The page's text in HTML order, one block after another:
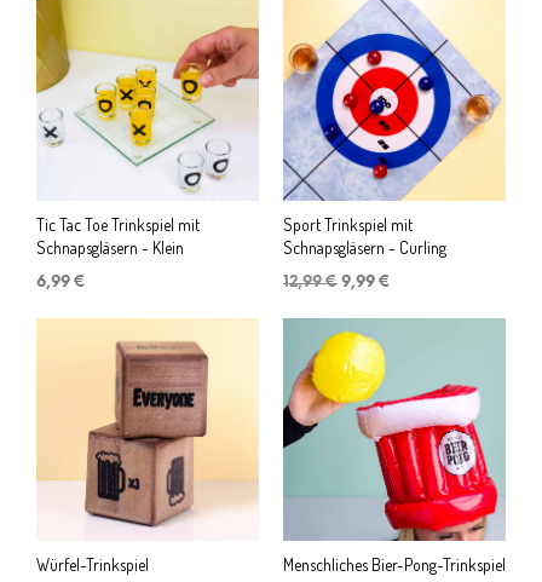
Tic Tac Toe Trinkspiel mit
Schnapsgläsern - Klein
6,99 €
Sport Trinkspiel mit
Schnapsgläsern - Curling
12,99€ Ursprünglicher
war:
12,99 €
9,99 €
ist:
Würfel-Trinkspiel Menschliches Bier-Pong-Trinkspiel